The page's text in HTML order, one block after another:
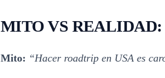
MITO VS REALIDAD:
Mito: “Hacer roadtrip en USA es